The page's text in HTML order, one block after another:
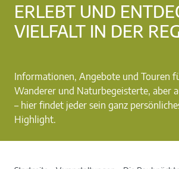
ERLEBT UND
VIELFALT IN DER
Informationen, Angebote und Touren
Wanderer und Naturbegeisterte, aber
– hier findet jeder sein ganz
Highlight.